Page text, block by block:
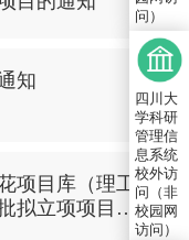
知
项目库（理工
拟立项项目公
问）
四川大
学科研
管理信
息系统
校外访
问（非
校园网
访问）